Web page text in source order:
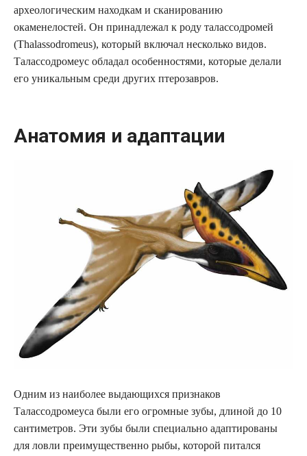
археологическим находкам и сканированию
окаменелостей. Он принадлежал к роду талассодромей
(Thalassodromeus), который включал несколько видов.
Талассодромеус обладал особенностями, которые делали
его уникальным среди других птерозавров.
Анатомия и адаптации
Одним из наиболее выдающихся признаков
Талассодромеуса были его огромные зубы, длиной до 10
сантиметров. Эти зубы были специально адаптированы
для ловли преимущественно рыбы, которой питался